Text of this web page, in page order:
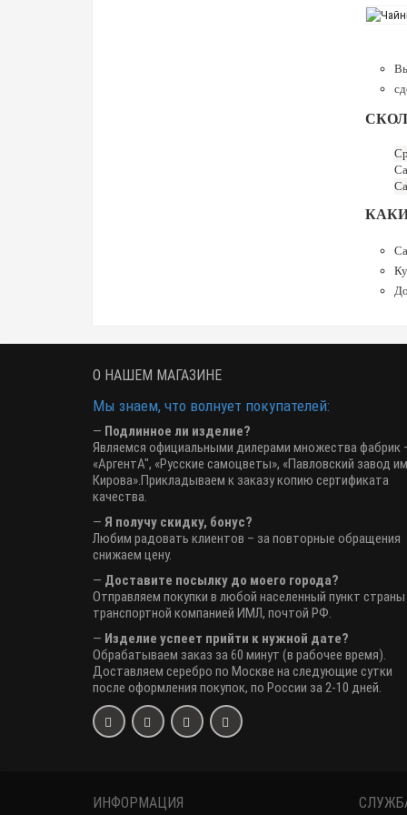
О НАШЕМ МАГАЗИНЕ
Мы знаем, что волнует покупателей:
— Подлинное ли изделие?
Являемся официальными дилерами множества фабрик
«АргентА", «Русские самоцветы», «Павловский завод
Кирова».Прикладываем к заказу копию сертификата
качества.
— Я получу скидку, бонус?
Любим радовать клиентов – за повторные обращения
снижаем цену.
— Доставите посылку до моего города?
Отправляем покупки в любой населенный пункт страны
транспортной компанией ИМЛ, почтой РФ.
— Изделие успеет прийти к нужной дате?
Обрабатываем заказ за 60 минут (в рабочее время).
Доставляем серебро по Москве на следующие сутки
после оформления покупок, по России за 2-10 дней.
ИНФОРМАЦИЯ